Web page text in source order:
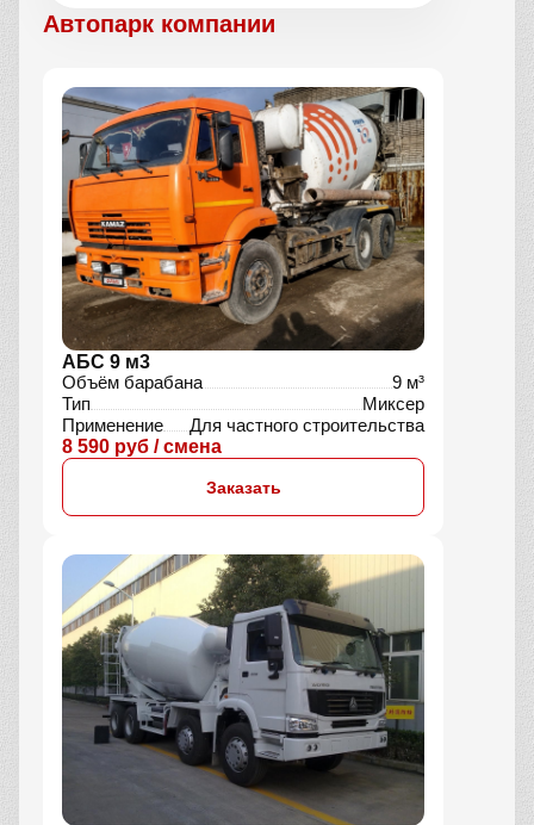
Автопарк компании
АБС 9 м3
Объём барабана
9 м³
Тип
Миксер
Применение
Для частного строительства
8 590 руб / смена
Заказать